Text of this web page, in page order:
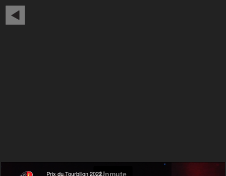
Prix du Tourbillon 2022